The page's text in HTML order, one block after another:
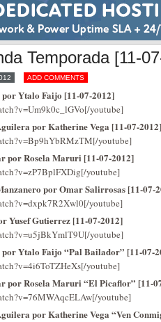
Temporada [11-
ADD COMMENTS
Ytalo Faijo [11-07-2012]
youtube]
por Katherine Vega [11-07-2012]
youtube]
por Rosela Maruri [11-07-2012]
youtube]
por Omar Salirrosas [11-07-
youtube]
Yusef Gutierrez [11-07-2012]
youtube]
Ytalo Faijo “Pal Bailador” [11-07-
youtube]
por Rosela Maruri “El Picaflor” [11-
youtube]
por Katherine Vega “Ven